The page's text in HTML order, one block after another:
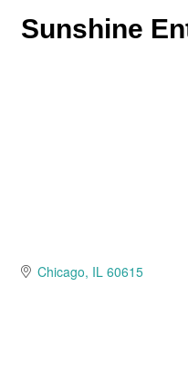
Sunshine
Chicago IL 60615